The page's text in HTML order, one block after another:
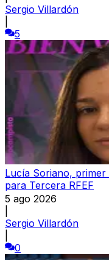
Sergio Villardón
5
Lucía Soriano, primer
para Tercera RFEF
5 ago 2026
Sergio Villardón
0